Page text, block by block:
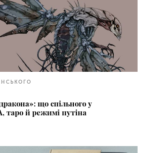
що спільного у
таро й режимі путіна